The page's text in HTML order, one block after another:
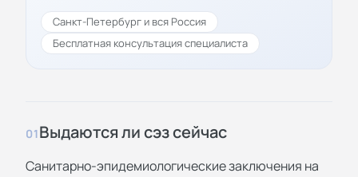
Санкт-Петербург и вся Россия
Бесплатная консультация специалиста
01Выдаются ли сэз сейчас
Санитарно-эпидемиологические заключения на